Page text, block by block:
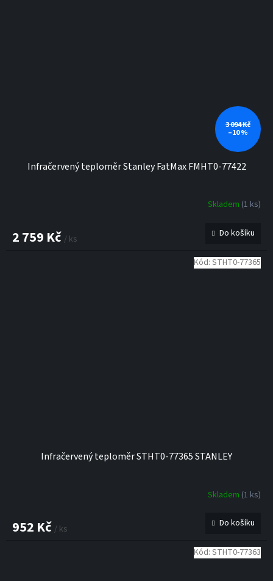
3 094 Kč
–10 %
Infračervený teploměr Stanley FatMax FMHT0-77422
Skladem (1 ks)
2 759 Kč / ks Do košíku
Infračervený teploměr STHT0-77365 STANLEY
Skladem (1 ks)
952 Kč / ks Do košíku
Kód: STHT0-77365
Kód: STHT0-77363